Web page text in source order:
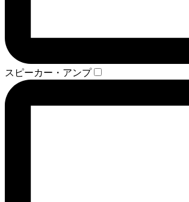
スピーカー・アンプ